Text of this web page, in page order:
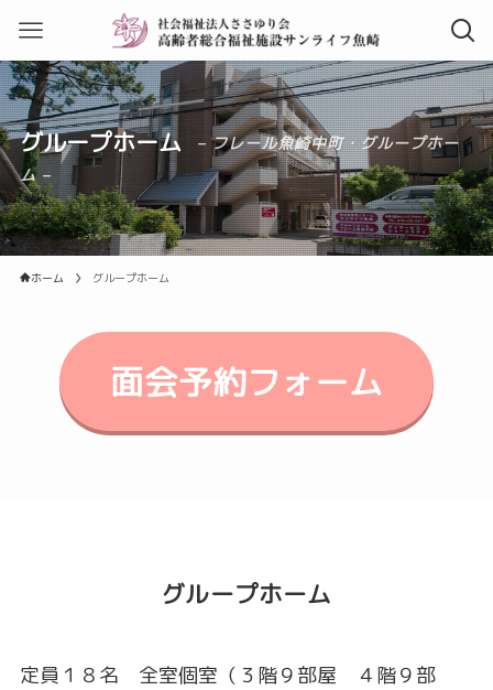
グループホーム
– フレール魚崎中町・グループホー
ム –
ホーム グループホーム
面会予約フォーム
グループホーム
定員１８名 全室個室（３階９部屋 ４階９部